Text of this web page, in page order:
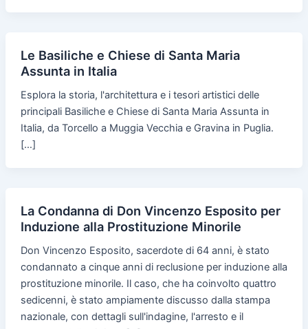
Le Basiliche e Chiese di Santa Maria
Assunta in Italia
Esplora la storia, l'architettura e i tesori artistici delle
principali Basiliche e Chiese di Santa Maria Assunta in
Italia, da Torcello a Muggia Vecchia e Gravina in Puglia.
[…]
La Condanna di Don Vincenzo Esposito per
Induzione alla Prostituzione Minorile
Don Vincenzo Esposito, sacerdote di 64 anni, è stato
condannato a cinque anni di reclusione per induzione alla
prostituzione minorile. Il caso, che ha coinvolto quattro
sedicenni, è stato ampiamente discusso dalla stampa
nazionale, con dettagli sull'indagine, l'arresto e il